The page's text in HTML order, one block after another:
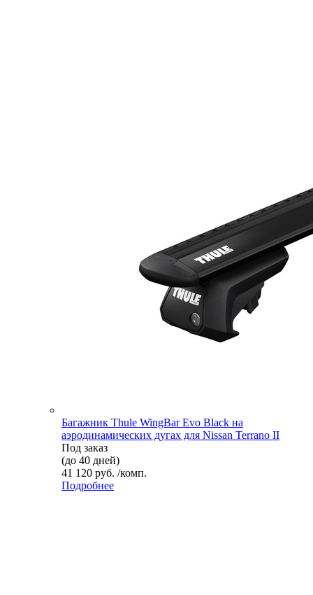
Багажник Thule WingBar Evo Black на
аэродинамических дугах для Nissan Terrano II
Под заказ
(до 40 дней)
41 120 руб. /комп.
Подробнее